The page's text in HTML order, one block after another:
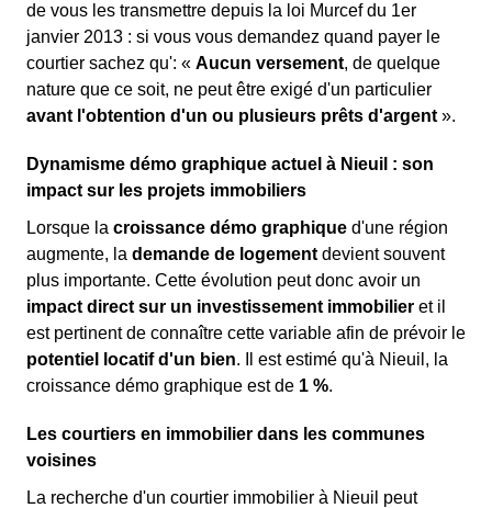
de vous les transmettre depuis la loi Murcef du 1er
janvier 2013 : si vous vous demandez quand payer le
courtier sachez qu': « Aucun versement, de quelque
nature que ce soit, ne peut être exigé d'un particulier
avant l'obtention d'un ou plusieurs prêts d'argent ».
Dynamisme démo graphique actuel à Nieuil : son
impact sur les projets immobiliers
Lorsque la croissance démo graphique d'une région
augmente, la demande de logement devient souvent
plus importante. Cette évolution peut donc avoir un
impact direct sur un investissement immobilier et il
est pertinent de connaître cette variable afin de prévoir le
potentiel locatif d'un bien. Il est estimé qu'à Nieuil, la
croissance démo graphique est de 1 %.
Les courtiers en immobilier dans les communes
voisines
La recherche d'un courtier immobilier à Nieuil peut